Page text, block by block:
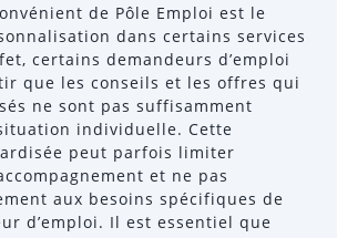
de Pôle Emploi est le
dans certains services
certains demandeurs d’emploi
que les conseils et les offres qui
ne sont pas suffisamment
individuelle. Cette
peut parfois limiter
et ne pas
aux besoins spécifiques de
d’emploi. Il est essentiel que